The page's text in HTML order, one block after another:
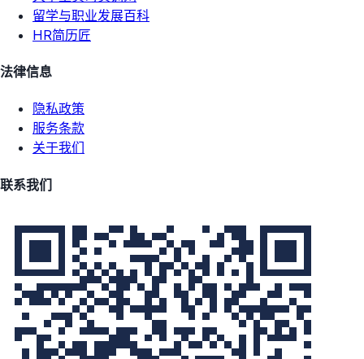
留学与职业发展百科
HR简历匠
法律信息
隐私政策
服务条款
关于我们
联系我们